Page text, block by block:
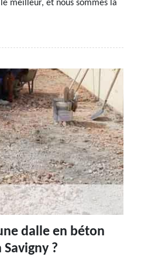
meilleur, et nous sommes là
dalle en béton
?